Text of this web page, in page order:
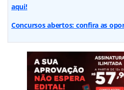
aqui!
Concursos abertos: confira as